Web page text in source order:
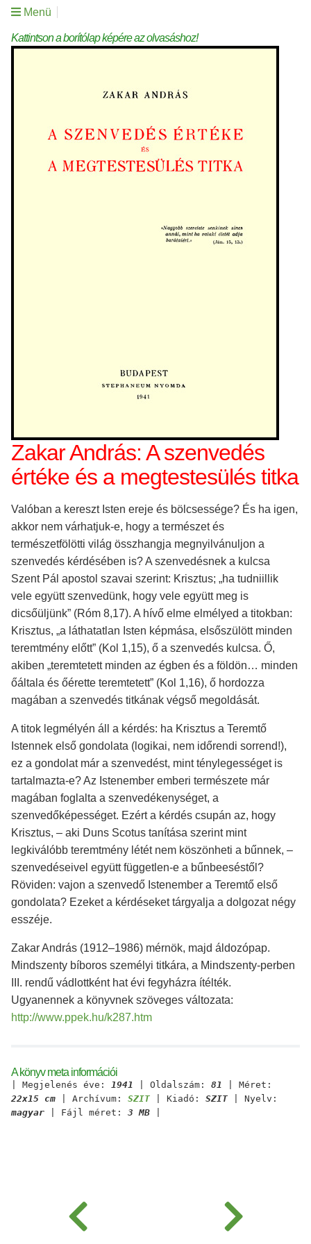
Menü
Kattintson a borítólap képére az olvasáshoz!
Zakar András: A szenvedés
értéke és a megtestesülés titka
Valóban a kereszt Isten ereje és bölcsessége? És ha igen,
akkor nem várhatjuk-e, hogy a természet és
természetfölötti világ összhangja megnyilvánuljon a
szenvedés kérdésében is? A szenvedésnek a kulcsa
Szent Pál apostol szavai szerint: Krisztus; „ha tudniillik
vele együtt szenvedünk, hogy vele együtt meg is
dicsőüljünk” (Róm 8,17). A hívő elme elmélyed a titokban:
Krisztus, „a láthatatlan Isten képmása, elsőszülött minden
teremtmény előtt” (Kol 1,15), ő a szenvedés kulcsa. Ő,
akiben „teremtetett minden az égben és a földön… minden
őáltala és őérette teremtetett” (Kol 1,16), ő hordozza
magában a szenvedés titkának végső megoldását.
A titok legmélyén áll a kérdés: ha Krisztus a Teremtő
Istennek első gondolata (logikai, nem időrendi sorrend!),
ez a gondolat már a szenvedést, mint ténylegességet is
tartalmazta-e? Az Istenember emberi természete már
magában foglalta a szenvedékenységet, a
szenvedőképességet. Ezért a kérdés csupán az, hogy
Krisztus, – aki Duns Scotus tanítása szerint mint
legkiválóbb teremtmény létét nem köszönheti a bűnnek, –
szenvedéseivel együtt független-e a bűnbeeséstől?
Röviden: vajon a szenvedő Istenember a Teremtő első
gondolata? Ezeket a kérdéseket tárgyalja a dolgozat négy
esszéje.
Zakar András (1912–1986) mérnök, majd áldozópap.
Mindszenty bíboros személyi titkára, a Mindszenty-perben
III. rendű vádlottként hat évi fegyházra ítélték.
Ugyanennek a könyvnek szöveges változata:
http://www.ppek.hu/k287.htm
A könyv meta információi
| Megjelenés éve: 1941 | Oldalszám: 81 | Méret:
22x15 cm | Archívum: SZIT | Kiadó: SZIT | Nyelv:
magyar | Fájl méret: 3 MB